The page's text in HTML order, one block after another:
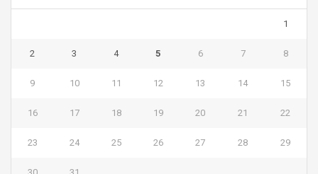
1
2 3 4 5 6 7 8
9 10 11 12 13 14 15
16 17 18 19 20 21 22
23 24 25 26 27 28 29